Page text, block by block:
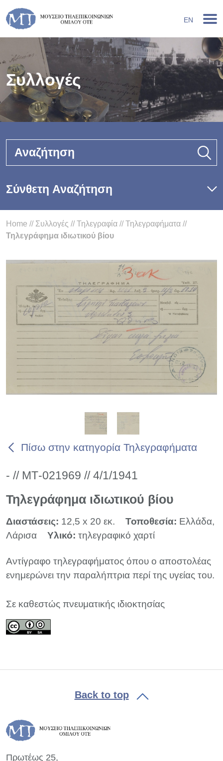
EN
Συλλογές
Αναζήτηση
Σύνθετη Αναζήτηση
Home // Συλλογές //Τηλεγραφία //Τηλεγραφήματα //
Τηλεγράφημα ιδιωτικού βίου
Πίσω στην κατηγορία Τηλεγραφήματα
- // ΜΤ-021969 // 4/1/1941
Τηλεγράφημα ιδιωτικού βίου
Διαστάσεις: 12,5 x 20 εκ. Τοποθεσία: Ελλάδα,
Λάρισα
Υλικό: τηλεγραφικό χαρτί
Αντίγραφο τηλεγραφήματος όπου ο αποστολέας
ενημερώνει την παραλήπτρια περί της υγείας του.
Σε καθεστώς πνευματικής ιδιοκτησίας
Back to top
Πρωτέως 25,